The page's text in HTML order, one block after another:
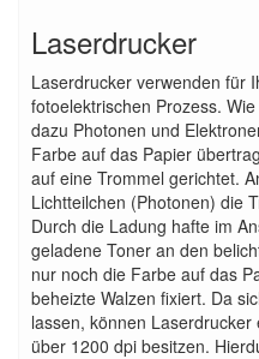
Laserdrucker
Laserdrucker verwenden für
fotoelektrischen Prozess.
dazu Photonen und
Farbe auf das Papier
auf eine Trommel gerichtet.
Lichtteilchen (Photonen) die
Durch die Ladung hafte im
geladene Toner an den
nur noch die Farbe auf das
beheizte Walzen fixiert. Da
lassen, können
über 1200 dpi besitzen.